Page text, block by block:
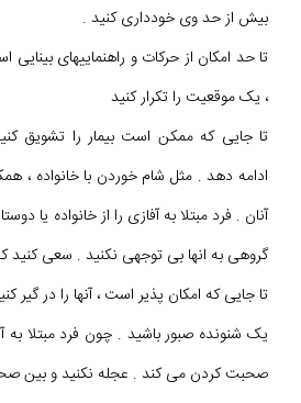
بیش از حد وی خودداری کنید .
تا حد امکان از حرکات و راهنماییهای بینایی
، یک موقعیت را تکرار کنید
تا جایی که ممکن است بیمار را تشویق
ادامه دهد . مثل شام خوردن با خانواده ،
آنان . فرد مبتلا به آفازی را از خانواده یا
گروهی به انها بی توجهی نکنید . سعی کنید
تا جایی که امکان پذیر است ، آنها را در گیر
یک شنونده صبور باشید . چون فرد مبتلا به
صحبت کردن می کند . عجله نکنید و بین